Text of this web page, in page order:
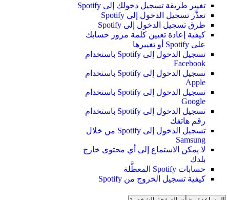
تغيير طريقة تسجيل دخولك إلى Spotify
تعذَّر تسجيل الدخول إلى Spotify
طرق تسجيل الدخول إلى Spotify
كيفية إعادة تعيين كلمة مرور حسابك
على Spotify أو تغييرها
تسجيل الدخول إلى Spotify باستخدام
Facebook
تسجيل الدخول إلى Spotify باستخدام
Apple
تسجيل الدخول إلى Spotify باستخدام
Google
تسجيل الدخول إلى Spotify باستخدام
رقم هاتفك
تسجيل الدخول إلى Spotify من خلال
Samsung
لا يمكن الاستماع إلى أي محتوى خارج
بلدك
حسابات Spotify المعطَّلة
كيفية تسجيل الخروج من Spotify